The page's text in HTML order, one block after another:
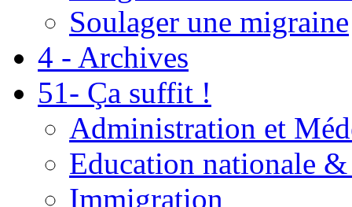
Soulager une migraine
4 - Archives
51- Ça suffit !
Administration et
Education nationale
Immigration